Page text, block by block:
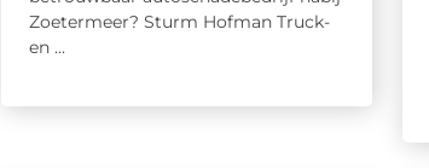
Zoetermeer? Sturm Hofman Truck-
en ...